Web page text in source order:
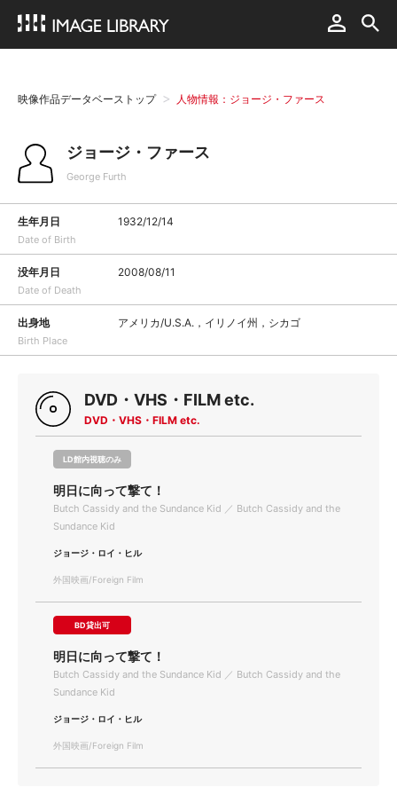
映像作品データベーストップ 人物情報：ジョージ・ファース
ジョージ・ファース
George Furth
生年月日
Date of Birth
1932/12/14
没年月日
Date of Death
2008/08/11
出身地
Birth Place
アメリカ/U.S.A.，イリノイ州，シカゴ
DVD・VHS・FILM etc.
DVD・VHS・FILM etc.
LD館内視聴のみ
明日に向って撃て！
Butch Cassidy and the Sundance Kid ／ Butch Cassidy and the
Sundance Kid
ジョージ・ロイ・ヒル
外国映画/Foreign Film
BD貸出可
明日に向って撃て！
Butch Cassidy and the Sundance Kid ／ Butch Cassidy and the
Sundance Kid
ジョージ・ロイ・ヒル
外国映画/Foreign Film